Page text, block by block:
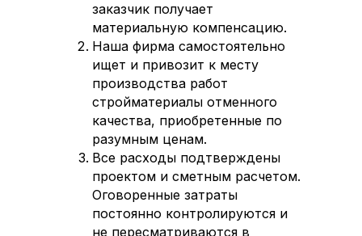
заказчик получает
материальную компенсацию.
Наша фирма самостоятельно
ищет и привозит к месту
производства работ
стройматериалы отменного
качества, приобретенные по
разумным ценам.
Все расходы подтверждены
проектом и сметным расчетом.
Оговоренные затраты
постоянно контролируются и
не пересматриваются в